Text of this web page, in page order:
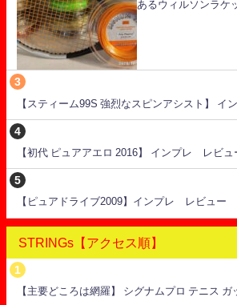
あるウィルソンラケ
【スティーム99S 強烈なスピンアシスト】 イ
【初代 ピュアアエロ 2016】 インプレ レビュ
【ピュアドライブ2009】インプレ レビュー
STRINGs【アクセス順】
【主要どころは網羅】 シグナムプロ テニス ガ